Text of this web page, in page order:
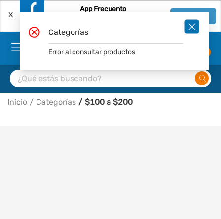
X
App Frecuento
Inicio Categorías $100 a $200
Categorías
Error al consultar productos